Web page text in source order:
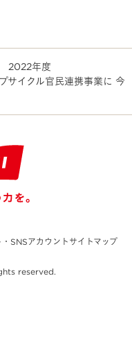
2022年度
サイクル官民連携事業に 今
SNSアカウントサイトマップ
reserved.